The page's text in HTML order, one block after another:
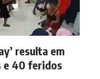
resulta em
e 40 feridos